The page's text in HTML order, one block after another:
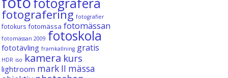
fotografering fotografier
fotokurs fotomässa fotomässan
fotomässan 2009 fotoskola
fototävling framkallning gratis
HDR iso kamera kurs
lightroom mark II mässa